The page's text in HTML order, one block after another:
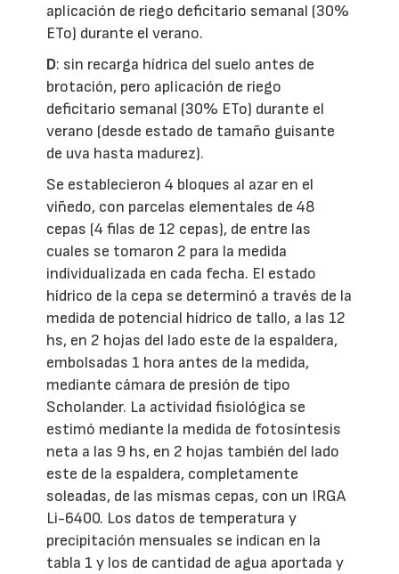
aplicación de riego deficitario semanal (30%
ETo) durante el verano.
D: sin recarga hídrica del suelo antes de
brotación, pero aplicación de riego
deficitario semanal (30% ETo) durante el
verano (desde estado de tamaño guisante
de uva hasta madurez).
Se establecieron 4 bloques al azar en el
viñedo, con parcelas elementales de 48
cepas (4 filas de 12 cepas), de entre las
cuales se tomaron 2 para la medida
individualizada en cada fecha. El estado
hídrico de la cepa se determinó a través de la
medida de potencial hídrico de tallo, a las 12
hs, en 2 hojas del lado este de la espaldera,
embolsadas 1 hora antes de la medida,
mediante cámara de presión de tipo
Scholander. La actividad fisiológica se
estimó mediante la medida de fotosíntesis
neta a las 9 hs, en 2 hojas también del lado
este de la espaldera, completamente
soleadas, de las mismas cepas, con un IRGA
Li-6400. Los datos de temperatura y
precipitación mensuales se indican en la
tabla 1 y los de cantidad de agua aportada y